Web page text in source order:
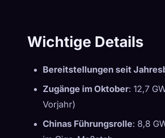
Wichtige Details
Bereitstellungen seit
Zugänge im Oktober: 12,7
Vorjahr)
Chinas Führungsrolle: 8,8